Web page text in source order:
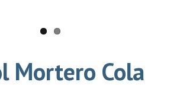
Mortero Cola